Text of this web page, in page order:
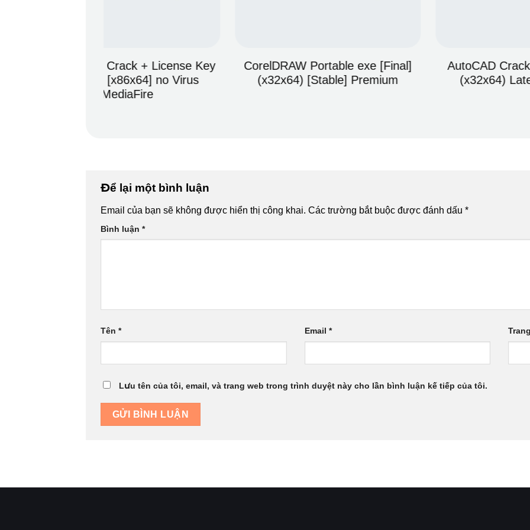
CorelDRAW Portable exe [Final]
(x32x64) [Stable] Premium
AutoCAD Cracked Windows 11
(x32x64) Latest MediaFire
Để lại một bình luận
Email của bạn sẽ không được hiển thị công khai. Các trường bắt buộc được đánh dấu*
Bình luận*
Tên* Email *
Lưu tên của tôi, email, và trang web trong trình duyệt này cho lần bình luận kế tiếp của tôi.